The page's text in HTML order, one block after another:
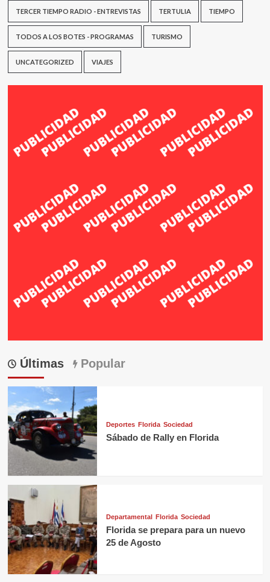
TERCER TIEMPO RADIO - ENTREVISTAS TERTULIA TIEMPO
TODOS A LOS BOTES - PROGRAMAS TURISMO
UNCATEGORIZED VIAJES
Últimas Popular
Deportes Florida Sociedad
Sábado de Rally en Florida
Departamental Florida Sociedad
Florida se prepara para un nuevo
25 de Agosto